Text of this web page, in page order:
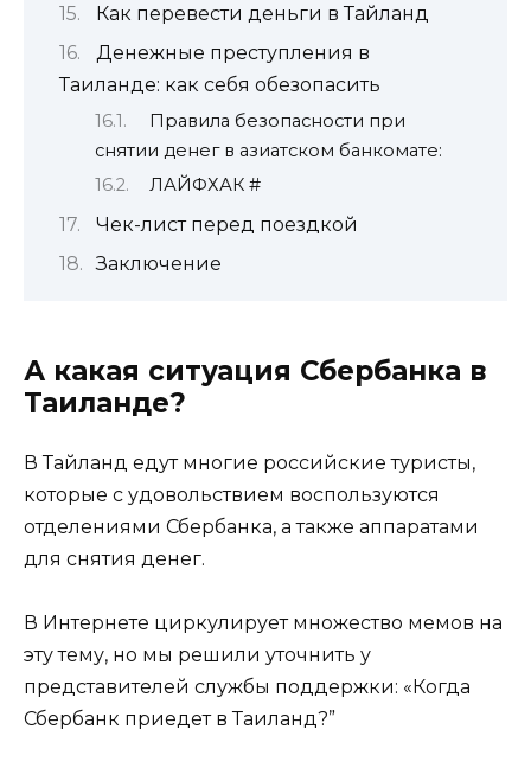
Как перевести деньги в Тайланд
Денежные преступления в
Таиланде: как себя обезопасить
Правила безопасности при
снятии денег в азиатском банкомате:
ЛАЙФХАК #
Чек-лист перед поездкой
Заключение
А какая ситуация Сбербанка в
Таиланде?
В Тайланд едут многие российские туристы,
которые с удовольствием воспользуются
отделениями Сбербанка, а также аппаратами
для снятия денег.
В Интернете циркулирует множество мемов на
эту тему, но мы решили уточнить у
представителей службы поддержки: «Когда
Сбербанк приедет в Таиланд?”